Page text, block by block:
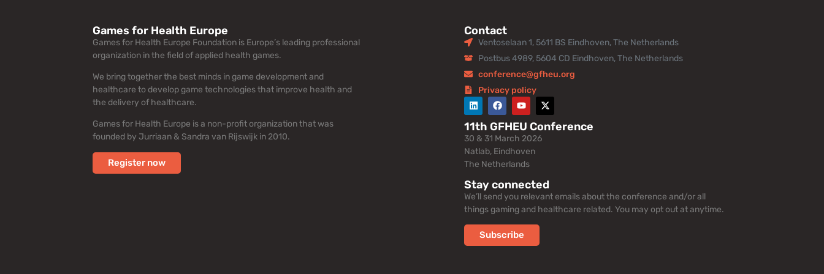
Games for Health Europe
Games for Health Europe Foundation is Europe’s leading professional
organization in the field of applied health games.
We bring together the best minds in game development and
healthcare to develop game technologies that improve health and
the delivery of healthcare.
Games for Health Europe is a non-profit organization that was
founded by Jurriaan & Sandra van Rijswijk in 2010.
Register now
Contact
Ventoselaan 1, 5611 BS Eindhoven, The Netherlands
Postbus 4989, 5604 CD Eindhoven, The Netherlands
conference@gfheu.org
Privacy policy
11th GFHEU Conference
30 & 31 March 2026
Natlab, Eindhoven
The Netherlands
Stay connected
We’ll send you relevant emails about the conference and/or all
things gaming and healthcare related. You may opt out at anytime.
Subscribe